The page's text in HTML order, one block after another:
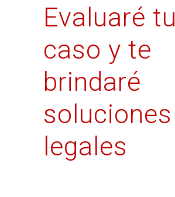
Evaluaré tu
caso y te
brindaré
soluciones
legales